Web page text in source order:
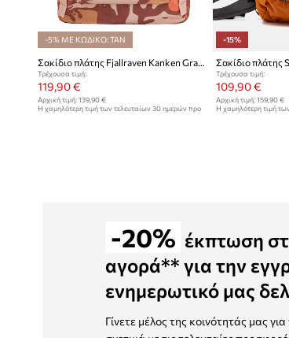
-5% ΜΕ ΚΩΔΙΚΟ: TAN
Σακίδιο πλάτης Fjallraven Kanken Graphics
Τρέχουσα τιμή:
119,90 €
Αρχική τιμή: 139,90 €
Η χαμηλότερη τιμή των τελευταίων 30 ημερών προ
-15%
Σακίδιο πλάτης
Τρέχουσα τιμή:
109,90 €
Αρχική τιμή:159,90 €
Η χαμηλότερη τιμή
-20% έκπτωση
αγορά** για την
ενημερωτικό μας
Γίνετε μέλος της κοινότητάς μας